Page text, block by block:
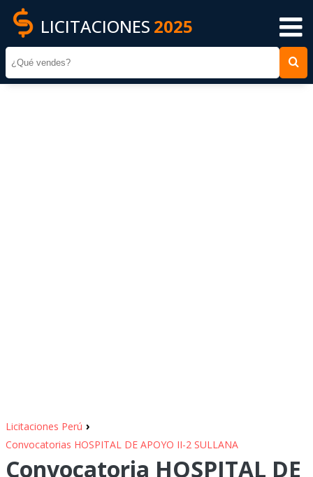
LICITACIONES 2025
Licitaciones Perú ›
Convocatorias HOSPITAL DE APOYO II-2 SULLANA
Convocatoria HOSPITAL DE